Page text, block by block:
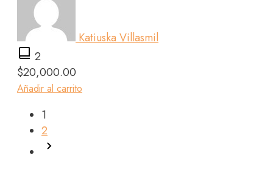
Katiuska Villasmil
2
$20,000.00
Añadir al carrito
1
2